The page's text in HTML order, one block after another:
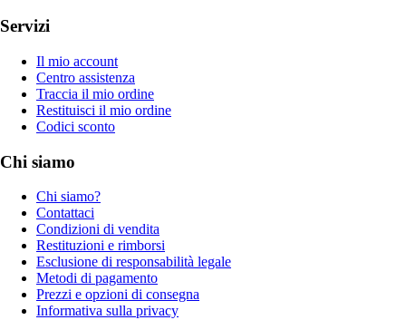
Servizi
Il mio account
Centro assistenza
Traccia il mio ordine
Restituisci il mio ordine
Codici sconto
Chi siamo
Chi siamo?
Contattaci
Condizioni di vendita
Restituzioni e rimborsi
Esclusione di responsabilità legale
Metodi di pagamento
Prezzi e opzioni di consegna
Informativa sulla privacy